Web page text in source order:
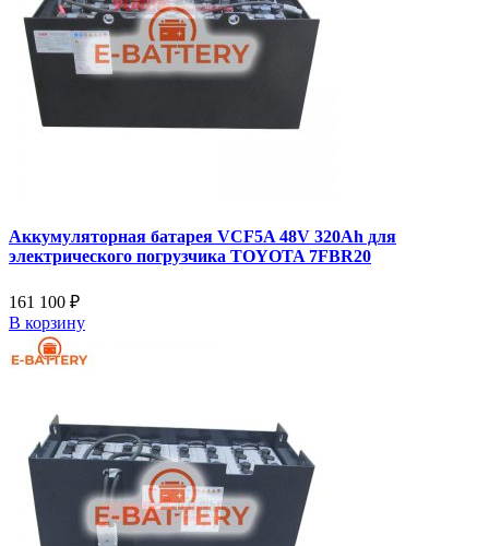
Аккумуляторная батарея VCF5A 48V 320Ah для
электрического погрузчика TOYOTA 7FBR20
161 100 ₽
В корзину